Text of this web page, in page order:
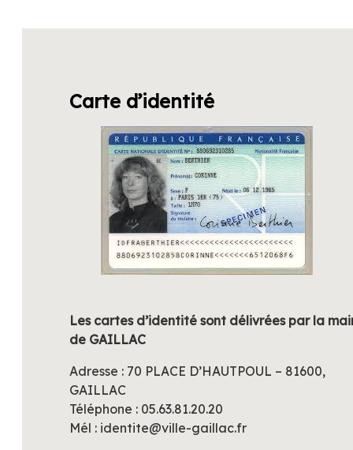
Site
la
Carte d’identité
Les cartes d’identité sont délivrées par la
de GAILLAC
Adresse : 70 PLACE D’HAUTPOUL – 81600,
GAILLAC
Téléphone : 05.63.81.20.20
Mél : identite@ville-gaillac.fr